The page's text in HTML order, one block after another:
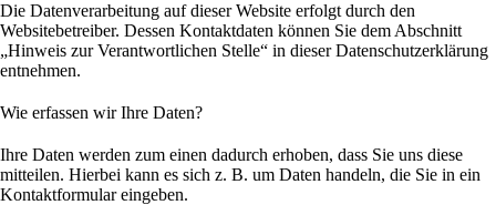
Die Datenverarbeitung auf dieser Website erfolgt durch den
Websitebetreiber. Dessen Kontaktdaten können Sie dem Abschnitt
„Hinweis zur Verantwortlichen Stelle“ in dieser Datenschutzerklärung
entnehmen.
Wie erfassen wir Ihre Daten?
Ihre Daten werden zum einen dadurch erhoben, dass Sie uns diese
mitteilen. Hierbei kann es sich z. B. um Daten handeln, die Sie in ein
Kontaktformular eingeben.